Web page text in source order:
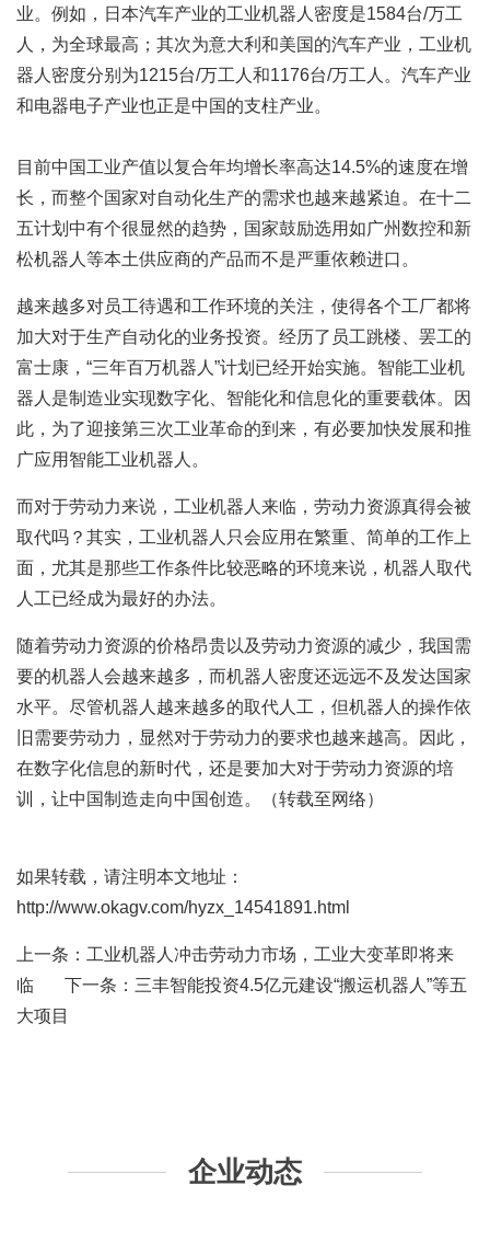
业。例如，日本汽车产业的工业机器人密度是1584台/万工
人，为全球最高；其次为意大利和美国的汽车产业，工业机
器人密度分别为1215台/万工人和1176台/万工人。汽车产业
和电器电子产业也正是中国的支柱产业。
目前中国工业产值以复合年均增长率高达14.5%的速度在增
长，而整个国家对自动化生产的需求也越来越紧迫。在十二
五计划中有个很显然的趋势，国家鼓励选用如广州数控和新
松机器人等本土供应商的产品而不是严重依赖进口。
越来越多对员工待遇和工作环境的关注，使得各个工厂都将
加大对于生产自动化的业务投资。经历了员工跳楼、罢工的
富士康，“三年百万机器人”计划已经开始实施。智能工业机
器人是制造业实现数字化、智能化和信息化的重要载体。因
此，为了迎接第三次工业革命的到来，有必要加快发展和推
广应用智能工业机器人。
而对于劳动力来说，工业机器人来临，劳动力资源真得会被
取代吗？其实，工业机器人只会应用在繁重、简单的工作上
面，尤其是那些工作条件比较恶略的环境来说，机器人取代
人工已经成为最好的办法。
随着劳动力资源的价格昂贵以及劳动力资源的减少，我国需
要的机器人会越来越多，而机器人密度还远远不及发达国家
水平。尽管机器人越来越多的取代人工，但机器人的操作依
旧需要劳动力，显然对于劳动力的要求也越来越高。因此，
在数字化信息的新时代，还是要加大对于劳动力资源的培
训，让中国制造走向中国创造。（转载至网络）
如果转载，请注明本文地址：
http://www.okagv.com/hyzx_14541891.html
上一条： 工业机器人冲击劳动力市场，工业大变革即将来
临 下一条： 三丰智能投资4.5亿元建设“搬运机器人”等五
大项目
企业动态